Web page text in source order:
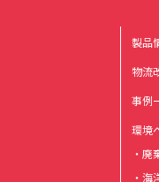
製品
物流
事例
環境
・廃
・海